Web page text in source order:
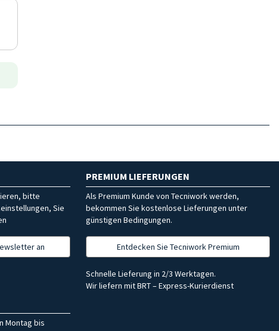
bitte
Sie
an
PREMIUM LIEFERUNGEN
Als Premium Kunde von Tecniwork werden,
bekommen Sie kostenlose Lieferungen unter
günstigen Bedingungen.
Entdecken Sie Tecniwork Premium
Schnelle Lieferung in 2/3 Werktagen.
Wir liefern mit BRT – Express-Kurierdienst
Montag bis